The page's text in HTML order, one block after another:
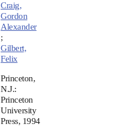
Craig,
Gordon
Alexander
;
Gilbert,
Felix
Princeton,
N.J.:
Princeton
University
Press, 1994